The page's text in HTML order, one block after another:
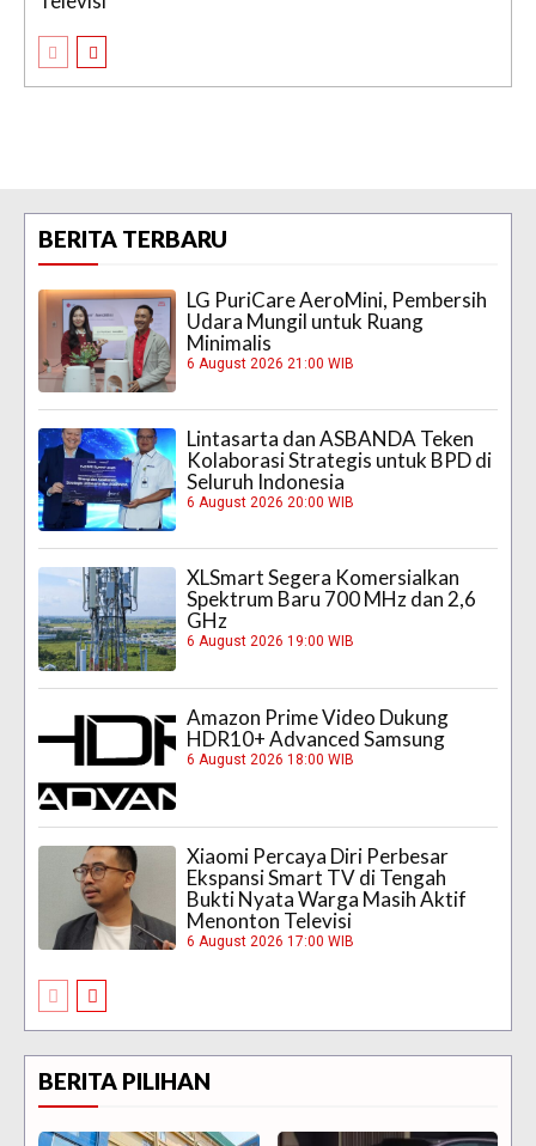
BERITA TERBARU
LG PuriCare AeroMini, Pembersih
Udara Mungil untuk Ruang
Minimalis
6 August 2026 21:00 WIB
Lintasarta dan ASBANDA Teken
Kolaborasi Strategis untuk BPD di
Seluruh Indonesia
6 August 2026 20:00 WIB
XLSmart Segera Komersialkan
Spektrum Baru 700 MHz dan 2,6
GHz
6 August 2026 19:00 WIB
Amazon Prime Video Dukung
HDR10+ Advanced Samsung
6 August 2026 18:00 WIB
Xiaomi Percaya Diri Perbesar
Ekspansi Smart TV di Tengah
Bukti Nyata Warga Masih Aktif
Menonton Televisi
6 August 2026 17:00 WIB
BERITA PILIHAN